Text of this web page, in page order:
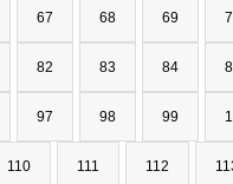
67 68 69
82 83 84
97 98 99
110 111 112